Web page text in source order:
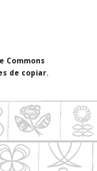
Commons
de copiar.